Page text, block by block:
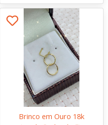
Brinco em Ouro 18k